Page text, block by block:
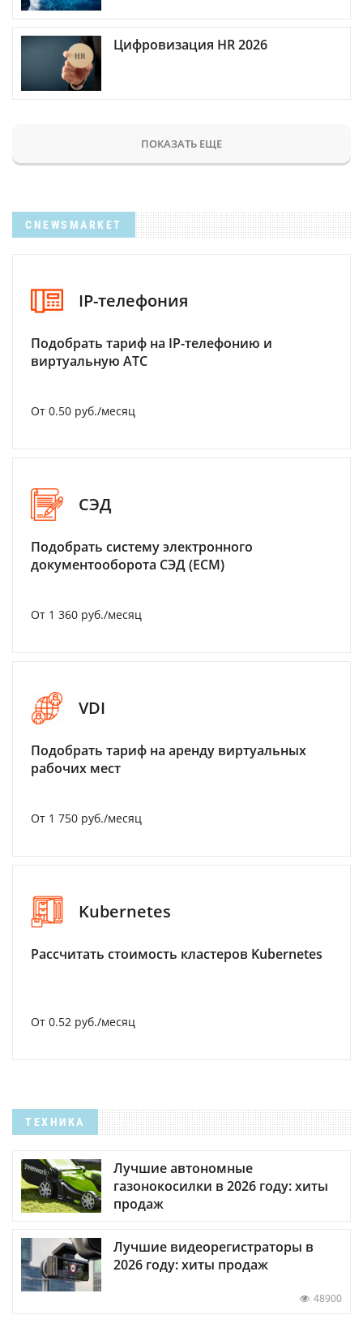
Цифровизация HR 2026
ПОКАЗАТЬ ЕЩЕ
CNEWSMARKET
IP-телефония
Подобрать тариф на IP-телефонию и
виртуальную АТС
От 0.50 руб./месяц
СЭД
Подобрать систему электронного
документооборота СЭД (ECM)
От 1 360 руб./месяц
VDI
Подобрать тариф на аренду виртуальных
рабочих мест
От 1 750 руб./месяц
Kubernetes
Рассчитать стоимость кластеров Kubernetes
От 0.52 руб./месяц
ТЕХНИКА
Лучшие автономные
газонокосилки в 2026 году: хиты
продаж
Лучшие видеорегистраторы в
2026 году: хиты продаж
48900